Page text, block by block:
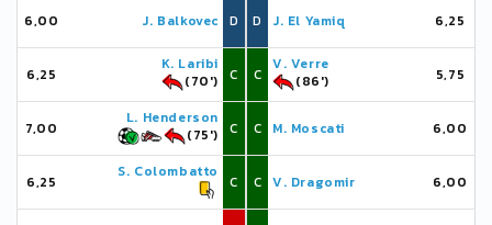
6,00 J. Balkovec D
6,25
K. Laribi
(70')
C
7,00
L. Henderson
(75')
C
6,25
S. Colombatto
C
D J. El Yamiq 6,25
C
V. Verre
(86')
5,75
C M. Moscati 6,00
C V. Dragomir 6,00